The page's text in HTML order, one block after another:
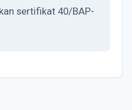
sertifikat 40/BAP-